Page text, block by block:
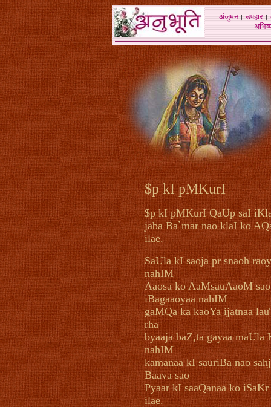
अंजुमन।उपहार।
$p kI pMKurI
$p kI pMKurI QaUp saI
jaba Ba`mar nao klaI ko
ilae.
SaUla kI saoja pr snaoh
nahIM
Aaosa ko AaMsauAaoM sao
iBagaaoyaa nahIM
gaMQa ka kaoYa ijatnaa
rha
byaaja baZ,ta gayaa maUla
nahIM
kamanaa kI sauriBa nao
Baava sao
Pyaar kI saaQanaa ko
ilae.